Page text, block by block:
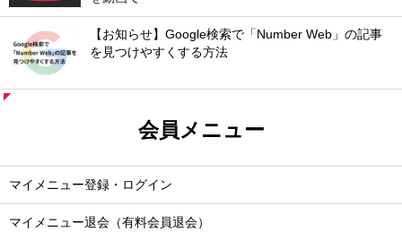
【お知らせ】Google検索で「Number Web」の記事
を見つけやすくする方法
会員メニュー
マイメニュー登録・ログイン
マイメニュー退会（有料会員退会）